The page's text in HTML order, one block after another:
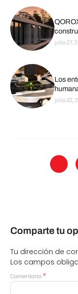
julio 27,
Los
julio 22,
Comparte tu
Tu dirección de
Los campos
Comentario *